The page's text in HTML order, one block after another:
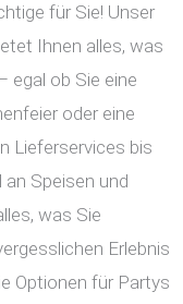
für Sie! Unser
Ihnen alles, was
egal ob Sie eine
oder eine
Lieferservices bis
an Speisen und
was Sie
Erlebnis
Optionen für Partys